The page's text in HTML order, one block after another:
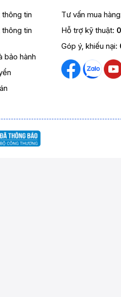
tin
tin
bảo hành
Tư vấn mua
Hỗ trợ kỹ thuật:
Góp ý, khiếu nại: